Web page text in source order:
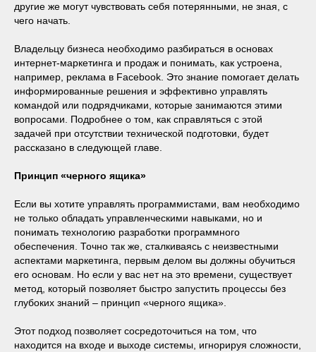
другие же могут чувствовать себя потерянными, не зная, с
чего начать.
Владельцу бизнеса необходимо разбираться в основах
интернет-маркетинга и продаж и понимать, как устроена,
например, реклама в Facebook. Это знание помогает делать
информированные решения и эффективно управлять
командой или подрядчиками, которые занимаются этими
вопросами. Подробнее о том, как справляться с этой
задачей при отсутствии технической подготовки, будет
рассказано в следующей главе.
Принцип «черного ящика»‎
Если вы хотите управлять программистами, вам необходимо
не только обладать управленческими навыками, но и
понимать технологию разработки программного
обеспечения. Точно так же, сталкиваясь с неизвестными
аспектами маркетинга, первым делом вы должны обучиться
его основам. Но если у вас нет на это времени, существует
метод, который позволяет быстро запустить процессы без
глубоких знаний ‒ принцип «черного ящика».
Этот подход позволяет сосредоточиться на том, что
находится на входе и выходе системы, игнорируя сложности,